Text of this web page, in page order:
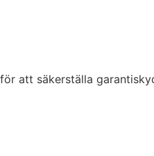
att säkerställa